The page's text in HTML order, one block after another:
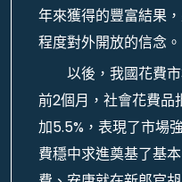
年來獲得的豐富結果
程度對外開放的信念。
以後，我國花費
前2個月，社會花費品
加5.5%，表現了市場
費穩中求進奠基了基